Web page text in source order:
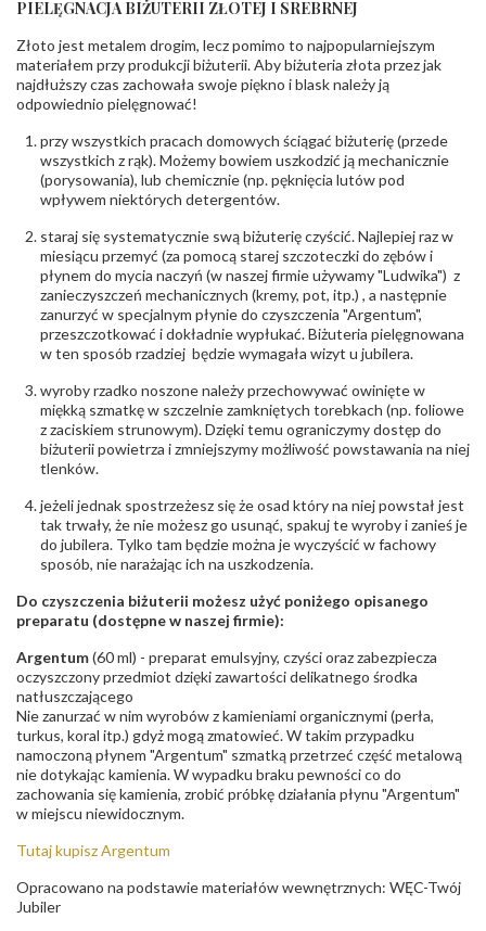
INNE PARAMETRY
Producent
odpowiedzialny:
PZ Stelmach Sp. z o.o. ul. Północna 22 45-805
Opole; NIP 7542889545; Tel. +48 77 54 90 100;
biuro@stelmach.pl
Bezpieczeństwo
ostrzeżenia:
Nie nadaje się dla dzieci w wieku poniżej 3 lat
zawierają nikiel
PIELĘGNACJA BIŻUTERII ZŁOTEJ I SREBRNEJ
Złoto jest metalem drogim, lecz pomimo to najpopularniejszym
materiałem przy produkcji biżuterii. Aby biżuteria złota przez jak
najdłuższy czas zachowała swoje piękno i blask należy ją
odpowiednio pielęgnować!
przy wszystkich pracach domowych ściągać biżuterię (przede
wszystkich z rąk). Możemy bowiem uszkodzić ją mechanicznie
(porysowania), lub chemicznie (np. pęknięcia lutów pod
wpływem niektórych detergentów.
staraj się systematycznie swą biżuterię czyścić. Najlepiej raz w
miesiącu przemyć (za pomocą starej szczoteczki do zębów i
płynem do mycia naczyń (w naszej firmie używamy "Ludwika") z
zanieczyszczeń mechanicznych (kremy, pot, itp.) , a następnie
zanurzyć w specjalnym płynie do czyszczenia "Argentum",
przeszczotkować i dokładnie wypłukać. Biżuteria pielęgnowana
w ten sposób rzadziej będzie wymagała wizyt u jubilera.
wyroby rzadko noszone należy przechowywać owinięte w
miękką szmatkę w szczelnie zamkniętych torebkach (np. foliowe
z zaciskiem strunowym). Dzięki temu ograniczymy dostęp do
biżuterii powietrza i zmniejszymy możliwość powstawania na niej
tlenków.
jeżeli jednak spostrzeżesz się że osad który na niej powstał jest
tak trwały, że nie możesz go usunąć, spakuj te wyroby i zanieś je
do jubilera. Tylko tam będzie można je wyczyścić w fachowy
sposób, nie narażając ich na uszkodzenia.
Do czyszczenia biżuterii możesz użyć poniżego opisanego
preparatu (dostępne w naszej firmie):
Argentum(60 ml) - preparat emulsyjny, czyści oraz zabezpiecza
oczyszczony przedmiot dzięki zawartości delikatnego środka
natłuszczającego
Nie zanurzać w nim wyrobów z kamieniami organicznymi (perła,
turkus, koral itp.) gdyż mogą zmatowieć. W takim przypadku
namoczoną płynem "Argentum" szmatką przetrzeć część metalową
nie dotykając kamienia. W wypadku braku pewności co do
zachowania się kamienia, zrobić próbkę działania płynu "Argentum"
w miejscu niewidocznym.
Tutaj kupisz Argentum
Opracowano na podstawie materiałów wewnętrznych: WĘC-Twój
Jubiler